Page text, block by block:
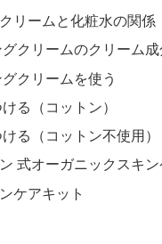
リームと化粧水の関係
クリームのクリーム
クリームを使う
る（コットン）
る（コットン不使用）
式オーガニックスキン
ケアキット